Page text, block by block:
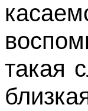
такая